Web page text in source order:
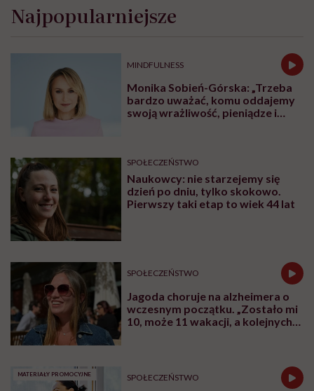
Najpopularniejsze
MINDFULNESS
Monika Sobień-Górska: „Trzeba
bardzo uważać, komu oddajemy
swoją wrażliwość, pieniądze i
SPOŁECZEŃSTWO
Naukowcy: nie starzejemy się
dzień po dniu, tylko skokowo.
Pierwszy taki etap to wiek 44 lat
SPOŁECZEŃSTWO
Jagoda choruje na alzheimera o
wczesnym początku. „Zostało mi
10, może 11 wakacji, a kolejnych
MATERIAŁY PROMOCYJNE SPOŁECZEŃSTWO